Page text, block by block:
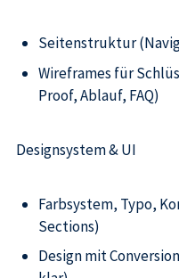
Seitenstruktur
Wireframes für
Proof, Ablauf, FAQ)
Designsystem & UI
Farbsystem, Typo,
Sections)
Design mit